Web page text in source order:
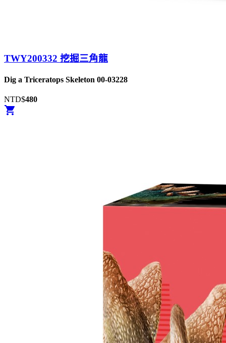
TWY200332 挖掘三角龍
Dig a Triceratops Skeleton 00-03228
NTD$480
shopping_cart